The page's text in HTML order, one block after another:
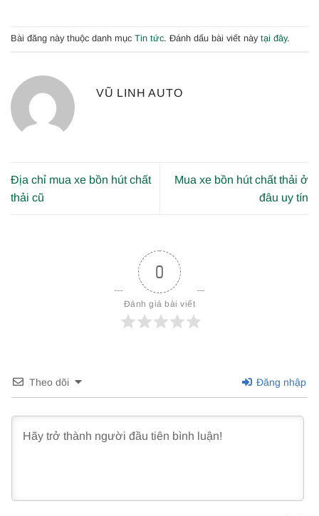
Bài đăng này thuộc danh mục Tin tức. Đánh dấu bài viết này tại đây.
VŨ LINH AUTO
Địa chỉ mua xe bồn hút chất
thải cũ
Mua xe bồn hút chất thải ở
đâu uy tín
0
Đánh giá bài viết
Theo dõi Đăng nhập